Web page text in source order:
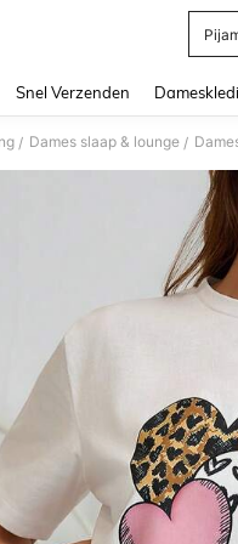
Snel Verzenden
/ Dames slaap & lounge /